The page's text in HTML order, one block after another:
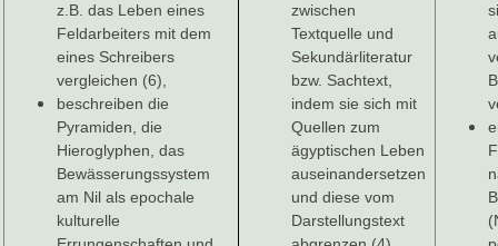
z.B. das Leben eines
Feldarbeiters mit dem
eines Schreibers
vergleichen (6),
beschreiben die
Pyramiden, die
Hieroglyphen, das
Bewässerungssystem
am Nil als epochale
kulturelle
zwischen
Textquelle und
Sekundärliteratur
bzw. Sachtext,
indem sie sich mit
Quellen zum
ägyptischen Leben
auseinandersetzen
und diese vom
Darstellungstext